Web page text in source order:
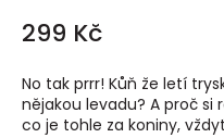
299 Kč
No tak prrr! Kůň že letí
nějakou levadu? A proč si
co je tohle za koniny,